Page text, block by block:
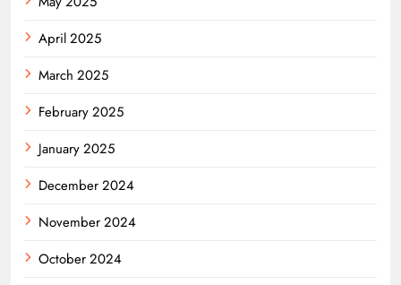
April 2025
March 2025
February 2025
January 2025
December 2024
November 2024
October 2024